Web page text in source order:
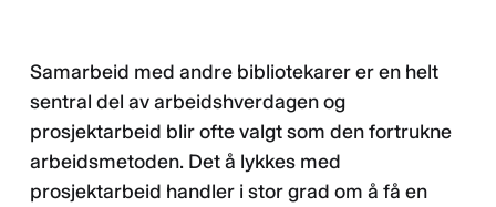
Samarbeid med andre bibliotekarer er en helt
sentral del av arbeidshverdagen og
prosjektarbeid blir ofte valgt som den fortrukne
arbeidsmetoden. Det å lykkes med
prosjektarbeid handler i stor grad om å få en